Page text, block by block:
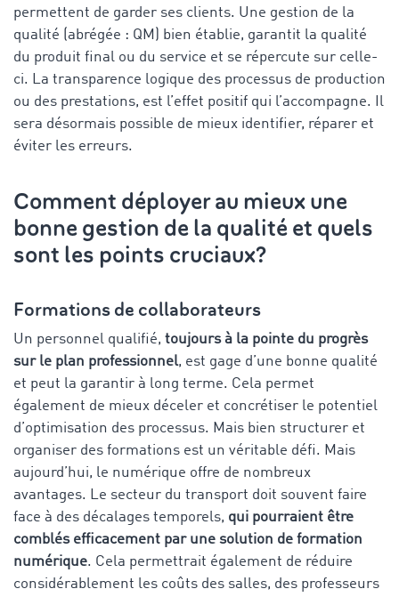
permettent de garder ses clients. Une gestion de la
qualité (abrégée : QM) bien établie, garantit la qualité
du produit final ou du service et se répercute sur celle-
ci. La transparence logique des processus de production
ou des prestations, est l’effet positif qui l’accompagne. Il
sera désormais possible de mieux identifier, réparer et
éviter les erreurs.
Comment déployer au mieux une
bonne gestion de la qualité et quels
sont les points cruciaux?
Formations de collaborateurs
Un personnel qualifié, toujours à la pointe du progrès
sur le plan professionnel, est gage d’une bonne qualité
et peut la garantir à long terme. Cela permet
également de mieux déceler et concrétiser le potentiel
d’optimisation des processus. Mais bien structurer et
organiser des formations est un véritable défi. Mais
aujourd’hui, le numérique offre de nombreux
avantages. Le secteur du transport doit souvent faire
face à des décalages temporels, qui pourraient être
comblés efficacement par une solution de formation
numérique. Cela permettrait également de réduire
considérablement les coûts des salles, des professeurs